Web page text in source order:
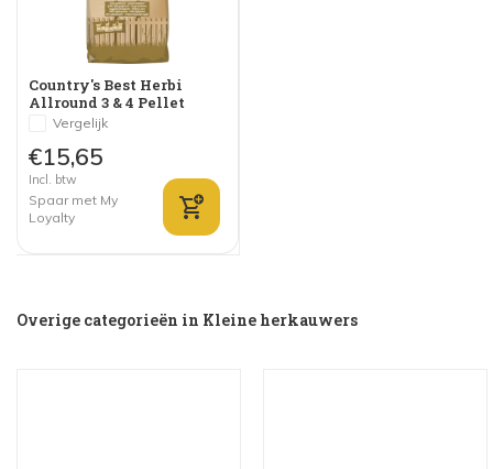
Country's Best Herbi
Allround 3 & 4 Pellet
Vergelijk
€15,65
Incl. btw
Spaar met My
Loyalty
Overige categorieën in Kleine herkauwers